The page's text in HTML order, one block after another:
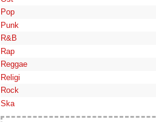
Pop
Punk
R&B
Rap
Reggae
Religi
Rock
Ska